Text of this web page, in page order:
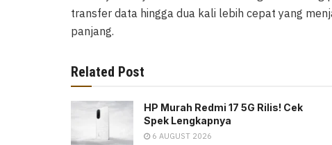
transfer data hingga dua kali lebih cepat yang
panjang.
Related Post
HP Murah Redmi 17 5G Rilis! Cek
Spek Lengkapnya
6 AUGUST 2026